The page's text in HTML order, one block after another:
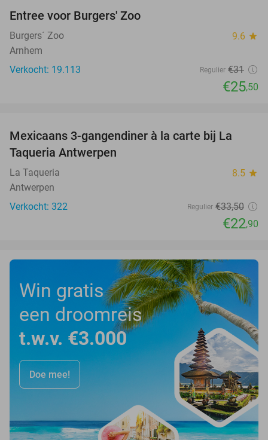
Entree voor Burgers' Zoo
Burgers´ Zoo 9.6 star
Arnhem
Verkocht: 19.113
Regulier €31
€25,50
32%
Mexicaans 3-gangendiner à la carte bij La
Taqueria Antwerpen
La Taqueria 8.5 star
Antwerpen
Verkocht: 322
Regulier €33,50
€22,90
Win gratis
een droomreis
t.w.v. €3.000
Doe mee!